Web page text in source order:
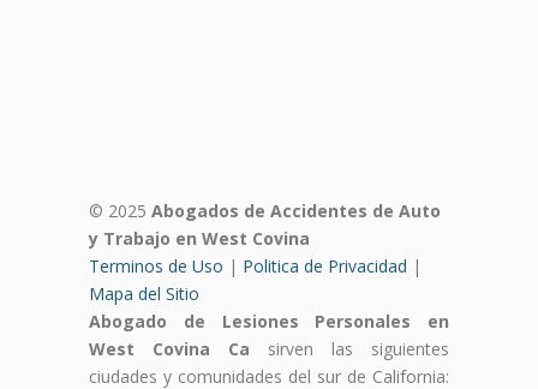
© 2025 Abogados de Accidentes de Auto
y Trabajo en West Covina
Terminos de Uso | Politica de Privacidad |
Mapa del Sitio
Abogado de Lesiones Personales en
West Covina Ca sirven las siguientes
ciudades y comunidades del sur de California: